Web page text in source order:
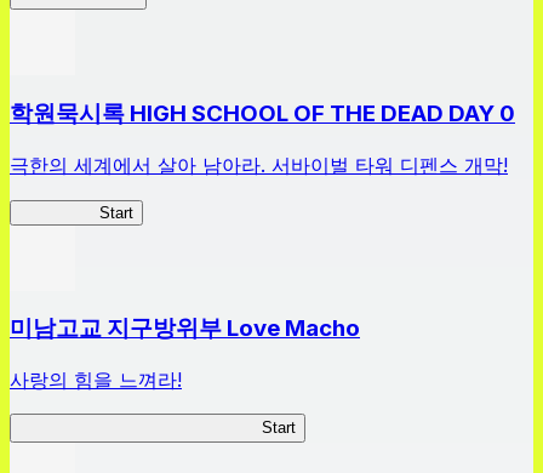
학원묵시록 HIGH SCHOOL OF THE DEAD DAY 0
극한의 세계에서 살아 남아라. 서바이벌 타워 디펜스 개막!
Start
미남고교 지구방위부 Love Macho
사랑의 힘을 느껴라!
Start